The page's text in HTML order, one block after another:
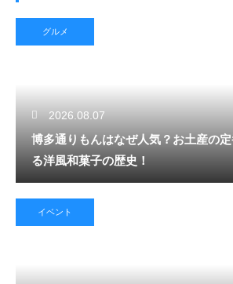
グルメ
2026.08.07
博多通りもんはなぜ人気？お土産の
る洋風和菓子の歴史！
イベント